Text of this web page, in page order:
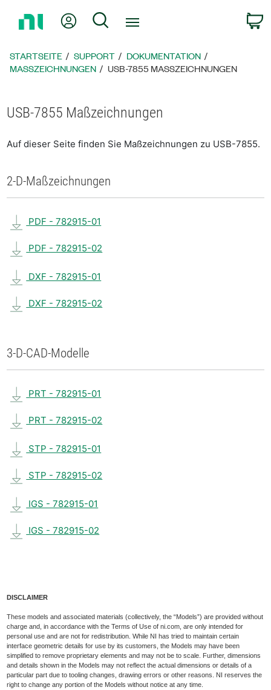
zur
Mein KontoSuche
STARTSEITE SUPPORT
DOKUMENTATION
MASSZEICHNUNGEN
USB-7855 MASSZEICHNUNGEN
USB-7855 Maßzeichnungen
Auf dieser Seite finden Sie Maßzeichnungen zu USB-7855.
2-D-Maßzeichnungen
PDF - 782915-01
PDF - 782915-02
DXF - 782915-01
DXF - 782915-02
3-D-CAD-Modelle
PRT - 782915-01
PRT - 782915-02
STP - 782915-01
STP - 782915-02
IGS - 782915-01
IGS - 782915-02
DISCLAIMER
These models and associated materials (collectively, the “Models”) are provided without
charge and, in accordance with the Terms of Use of ni.com, are only intended for
personal use and are not for redistribution. While NI has tried to maintain certain
interface geometric details for use by its customers, the Models may have been
simplified to remove proprietary elements and may not be to scale. Further, dimensions
and details shown in the Models may not reflect the actual dimensions or details of a
particular part due to tooling changes, drawing errors or other reasons. NI reserves the
right to change any portion of the Models without notice at any time.